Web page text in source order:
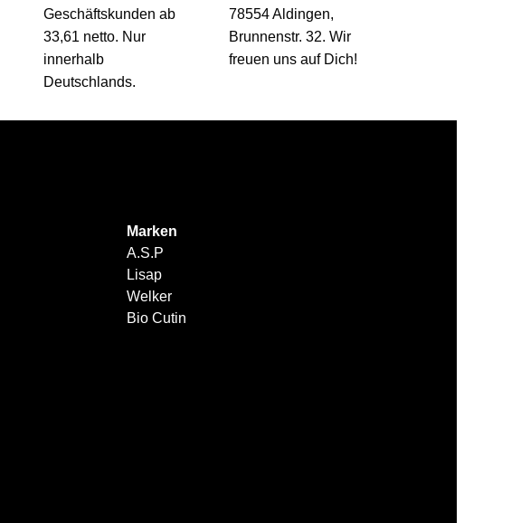
Geschäftskunden ab
33,61 netto. Nur
innerhalb
Deutschlands.
78554 Aldingen,
Brunnenstr. 32. Wir
freuen uns auf Dich!
Marken
A.S.P
Lisap
Welker
Bio Cutin